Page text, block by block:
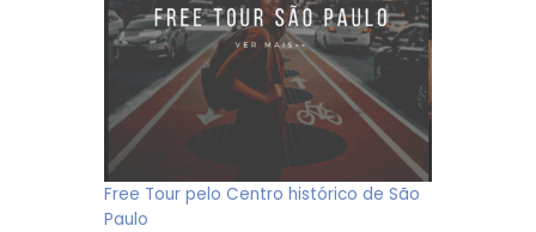
Free Tour pelo Centro histórico de São
Paulo